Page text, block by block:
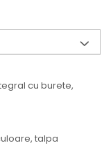
cu burete,
talpa